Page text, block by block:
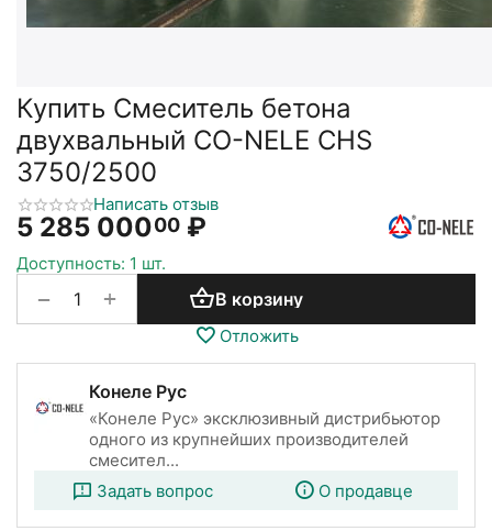
Купить Смеситель бетона
двухвальный CO-NELE CHS
3750/2500
Написать отзыв
5 285 00000 ₽
Доступность: 1 шт.
+
− В корзину
Отложить
Конеле Рус
«Конеле Рус» эксклюзивный дистрибьютор
одного из крупнейших производителей
смесител...
Задать вопрос
О продавце